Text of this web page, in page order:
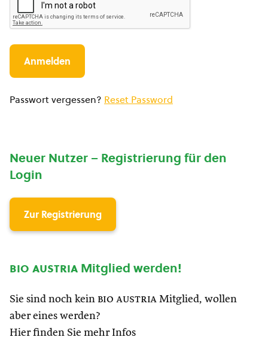
Passwort vergessen? Reset Password
Neuer Nutzer – Registrierung für den
Login
Zur Registrierung
bio austria Mitglied werden!
Sie sind noch kein bio austria Mitglied, wollen
aber eines werden?
Hier finden Sie mehr Infos